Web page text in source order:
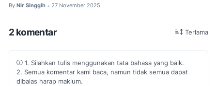
By Nir Singgih • 27 November 2025
2 komentar Terlama
1. Silahkan tulis menggunakan tata bahasa yang baik.
2. Semua komentar kami baca, namun tidak semua dapat
dibalas harap maklum.